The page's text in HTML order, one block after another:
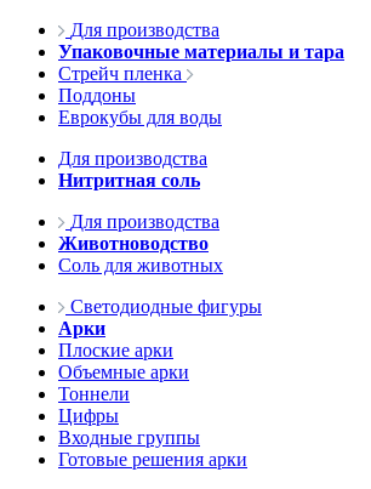
Для производства
Упаковочные материалы и тара
Стрейч пленка
Поддоны
Еврокубы для воды
Для производства
Нитритная соль
Для производства
Животноводство
Соль для животных
Светодиодные фигуры
Арки
Плоские арки
Объемные арки
Тоннели
Цифры
Входные группы
Готовые решения арки